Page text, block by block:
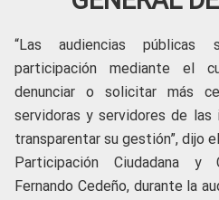
“Las audiencias
participación mediante el
denunciar o solicitar más
servidoras y servidores de las
transparentar su gestión”, dijo
Participación Ciudadana y
Fernando Cedeño, durante la